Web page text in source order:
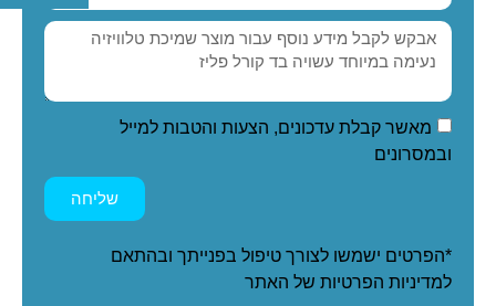
מאשר קבלת עדכונים, הצעות והטבות למייל
ובמסרונים
שליחה
*הפרטים ישמשו לצורך טיפול בפנייתך ובהתאם
למדיניות הפרטיות של האתר